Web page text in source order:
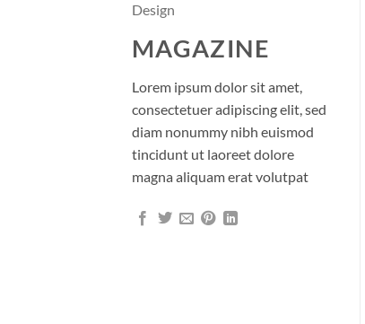
Design
MAGAZINE
Lorem ipsum dolor sit amet,
consectetuer adipiscing elit, sed
diam nonummy nibh euismod
tincidunt ut laoreet dolore
magna aliquam erat volutpat